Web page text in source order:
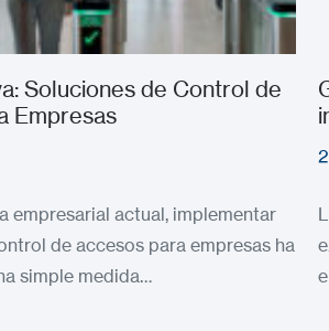
Soluciones de Control de
Empresas
empresarial actual, implementar
de accesos para empresas ha
simple medida…